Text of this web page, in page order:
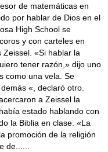
de matemáticas en
por hablar de Dios en el
High School se
y con carteles en
«Si hablar la
tener razón,» dijo uno
como una vela. Se
«, declaró otro.
a Zeissel la
estado hablando con
la Biblia en clase. «La
promoción de la religión
de......